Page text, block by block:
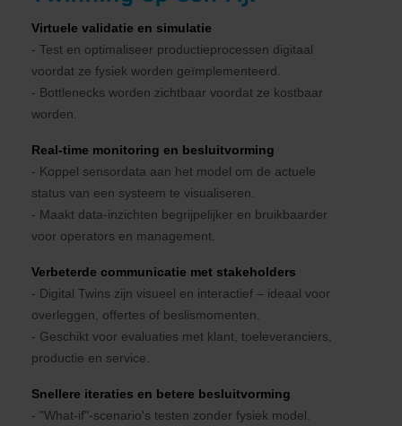
Virtuele validatie en simulatie
- Test en optimaliseer productieprocessen digitaal
voordat ze fysiek worden geïmplementeerd.
- Bottlenecks worden zichtbaar voordat ze kostbaar
worden.
Real-time monitoring en besluitvorming
- Koppel sensordata aan het model om de actuele
status van een systeem te visualiseren.
- Maakt data-inzichten begrijpelijker en bruikbaarder
voor operators en management.
Verbeterde communicatie met stakeholders
- Digital Twins zijn visueel en interactief – ideaal voor
overleggen, offertes of beslismomenten.
- Geschikt voor evaluaties met klant, toeleveranciers,
productie en service.
Snellere iteraties en betere besluitvorming
- "What-if"-scenario's testen zonder fysiek model.